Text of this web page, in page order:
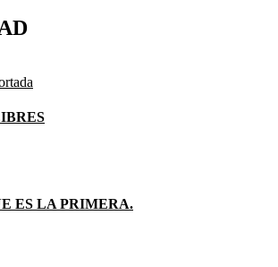
ES LA PRIMERA.